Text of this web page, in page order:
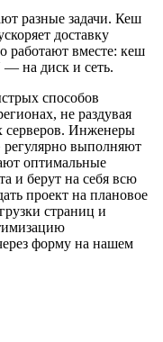
разные задачи. Кеш
доставку
работают вместе: кеш
— на диск и сеть.
способов
не раздувая
Инженеры
выполняют
оптимальные
и берут на себя всю
проект на плановое
страниц и
форму на нашем